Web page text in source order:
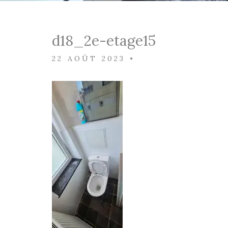
d18_2e-etage15
22 AOÛT 2023 •